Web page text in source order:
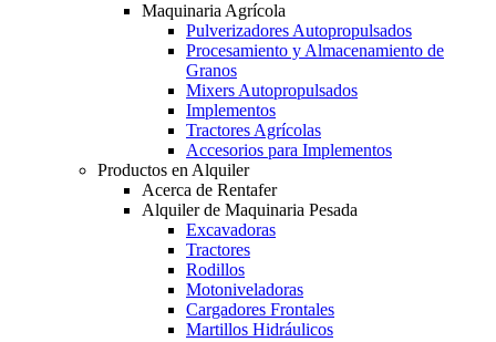
Maquinaria Agrícola
Pulverizadores Autopropulsados
Procesamiento y Almacenamiento de
Granos
Mixers Autopropulsados
Implementos
Tractores Agrícolas
Accesorios para Implementos
Productos en Alquiler
Acerca de Rentafer
Alquiler de Maquinaria Pesada
Excavadoras
Tractores
Rodillos
Motoniveladoras
Cargadores Frontales
Martillos Hidráulicos